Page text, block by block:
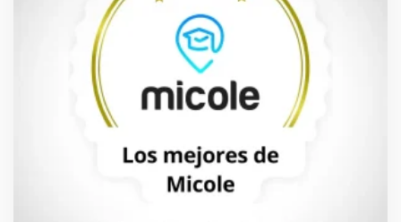
constante de toda nuestra comunidad escolar.